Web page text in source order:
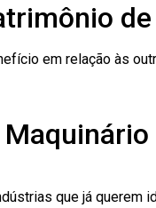
em relação às
que já